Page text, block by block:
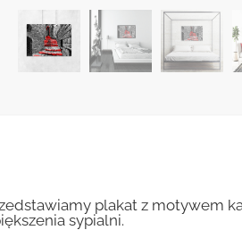
plakat z motywem
sypialni.